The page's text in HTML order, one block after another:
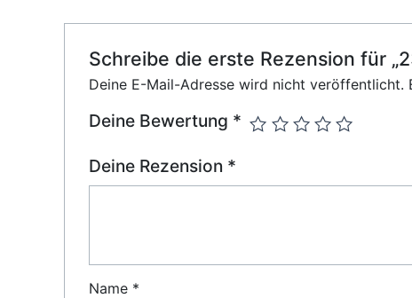
Schreibe die erste Rezension für
Deine E-Mail-Adresse wird nicht veröffentlicht.
Deine Bewertung *
Deine Rezension *
Name *